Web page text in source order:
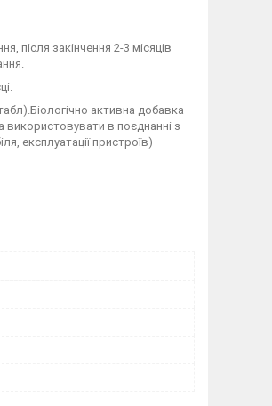
після закінчення 2-3 місяців
активна добавка
використовувати в поєднанні з
експлуатації пристроїв)